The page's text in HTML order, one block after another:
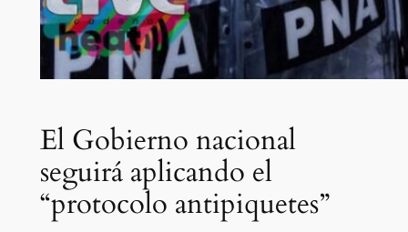
El Gobierno nacional
seguirá aplicando el
“protocolo antipiquetes”